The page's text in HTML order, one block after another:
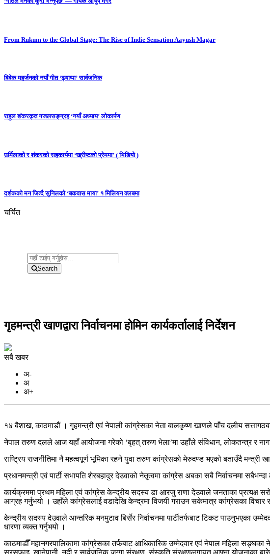
From Rukum to the Global Stage: The Rise of Indie Sensation Aayush Magar
बिबेक महर्जनको नयाँ गीत ‘ढ्याप्पा’ सार्वजनिक
राहुल शंकरकृत गजलसङ्ग्रह ‘नयाँ अध्याय’ लोकार्पण
उर्मिलाको र शंकरको सहकार्यमा ‘ख्रीष्टको प्रेममा’ ( भिडियो )
दर्शकको मन जित्दै सुनिलको ‘बकवास माया’ १ मिलियन क्लबमा
चर्चित
Search
गृहमन्त्री खाणद्वारा निर्वाचनमा होमिन कार्यकर्तालाई निर्देशन
सबै खबर
अ-
अ
अ+
१४ बैशाख, काठमाडौं । गृहमन्त्री एवं नेपाली कांग्रेसका नेता बालकृष्ण खाणले पाँच दलीय
नेपाल तरुण दलले आज यहाँ आयोजना गरेको ‘बृहत् तरुण भेला’मा उहाँले संविधान, लोकतन्त्र र
राष्ट्रिय राजनीतिमा नै महत्वपूर्ण भूमिका रहने युवा तरुण कांग्रेसको मेरुदण्ड भएको बताउँदै मन्त्री
प्रधानमन्त्री एवं पार्टी सभापति शेरबहादुर देउवाको नेतृत्वमा कांग्रेस अबका सबै निर्वाचनमा
कार्यक्रममा प्रथम महिला एवं कांग्रेस केन्द्रीय सदस्य डा आरजु राणा देउवाले जनताका प्रत्यक्ष
आग्रह गर्नुभयो । उहाँले कांग्रेसलाई वडादेखि केन्द्रमा विजयी गराउन सकेमात्र कांग्रेसका विचार र
केन्द्रीय सदस्य देउवाले आन्तरिक मनमुटाव बिर्सेर निर्वाचनमा पार्टीतर्फबाट टिकट पाउनुभएका
धारणा व्यक्त गर्नुभयो ।
काठमाडौँ महानगरपालिकामा कांग्रेसका तर्फबाट आधिकारिक उम्मेदवार एवं नेपाल महिला